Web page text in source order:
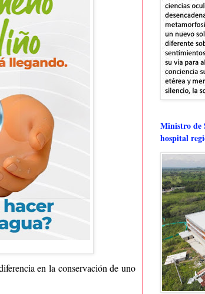
en la conservación de uno
Ministro de
hospital